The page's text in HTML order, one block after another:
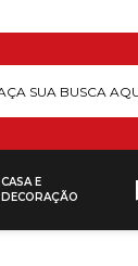
CASA E
DECORAÇÃO